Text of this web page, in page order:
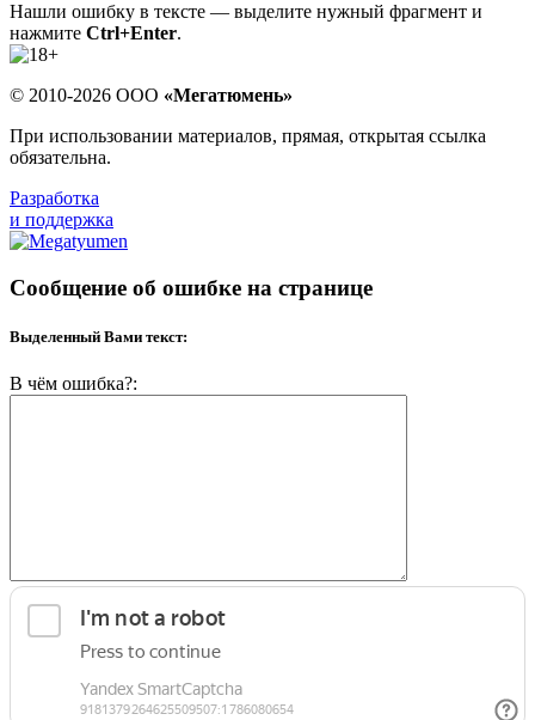
Нашли ошибку в тексте — выделите нужный фрагмент и
нажмите Ctrl+Enter.
© 2010-2026 ООО «Мегатюмень»
При использовании материалов, прямая, открытая ссылка
обязательна.
Разработка
и поддержка
Сообщение об ошибке на странице
Выделенный Вами текст:
В чём ошибка?: